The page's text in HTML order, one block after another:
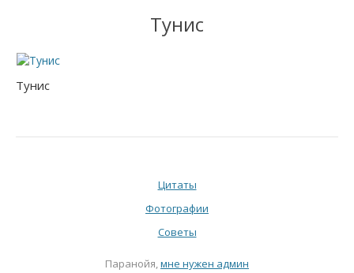
Тунис
Тунис
Цитаты
Фотографии
Советы
Паранойя, мне нужен админ